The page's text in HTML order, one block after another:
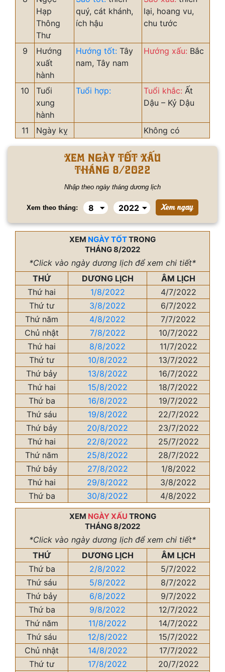
Hạp
Thông
Thư
quý, cát khánh,
ích hậu
lại, hoang vu,
chu tước
9
Hướng
xuất
hành
Hướng tốt: Tây
nam, Tây nam
Hướng xấu: Bắc
10
Tuổi
xung
hành
Tuổi hợp: Tuổi khắc: Ất
Dậu – Kỷ Dậu
11 Ngày kỵ Không có
Xem ngày tốt xấu
tháng 8/2022
Nhập theo ngày tháng dương lịch
Xem theo tháng:
XEM NGÀY TỐTTRONG
THÁNG 8/2022
*Click vào ngày dương lịch để xem chi tiết*
THỨ
DƯƠNG LỊCH
ÂM LỊCH
Thứ hai
1/8/2022
4/7/2022
Thứ tư
3/8/2022
6/7/2022
Thứ năm
4/8/2022
7/7/2022
Chủ nhật
7/8/2022
10/7/2022
Thứ hai
8/8/2022
11/7/2022
Thứ tư
10/8/2022
13/7/2022
Thứ bảy
13/8/2022
16/7/2022
Thứ hai
15/8/2022
18/7/2022
Thứ ba
16/8/2022
19/7/2022
Thứ sáu
19/8/2022
22/7/2022
Thứ bảy
20/8/2022
23/7/2022
Thứ hai
22/8/2022
25/7/2022
Thứ năm
25/8/2022
28/7/2022
Thứ bảy
27/8/2022
1/8/2022
Thứ hai
29/8/2022
3/8/2022
Thứ ba
30/8/2022 4/8/2022
XEM NGÀY XẤU TRONG
THÁNG 8/2022
*Click vào ngày dương lịch để xem chi tiết*
THỨ
DƯƠNG LỊCH
ÂM LỊCH
Thứ ba
2/8/2022
5/7/2022
Thứ sáu
5/8/2022
8/7/2022
Thứ bảy
6/8/2022
9/7/2022
Thứ ba
9/8/2022
12/7/2022
Thứ năm
11/8/2022
14/7/2022
Thứ sáu
12/8/2022
15/7/2022
Chủ nhật
14/8/2022
17/7/2022
Thứ tư
17/8/2022
20/7/2022